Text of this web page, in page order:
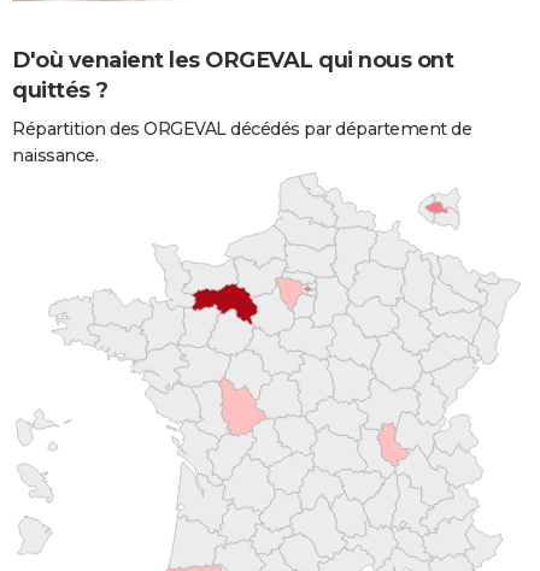
D'où venaient les ORGEVAL qui nous ont
quittés ?
Répartition des ORGEVAL décédés par département de
naissance.